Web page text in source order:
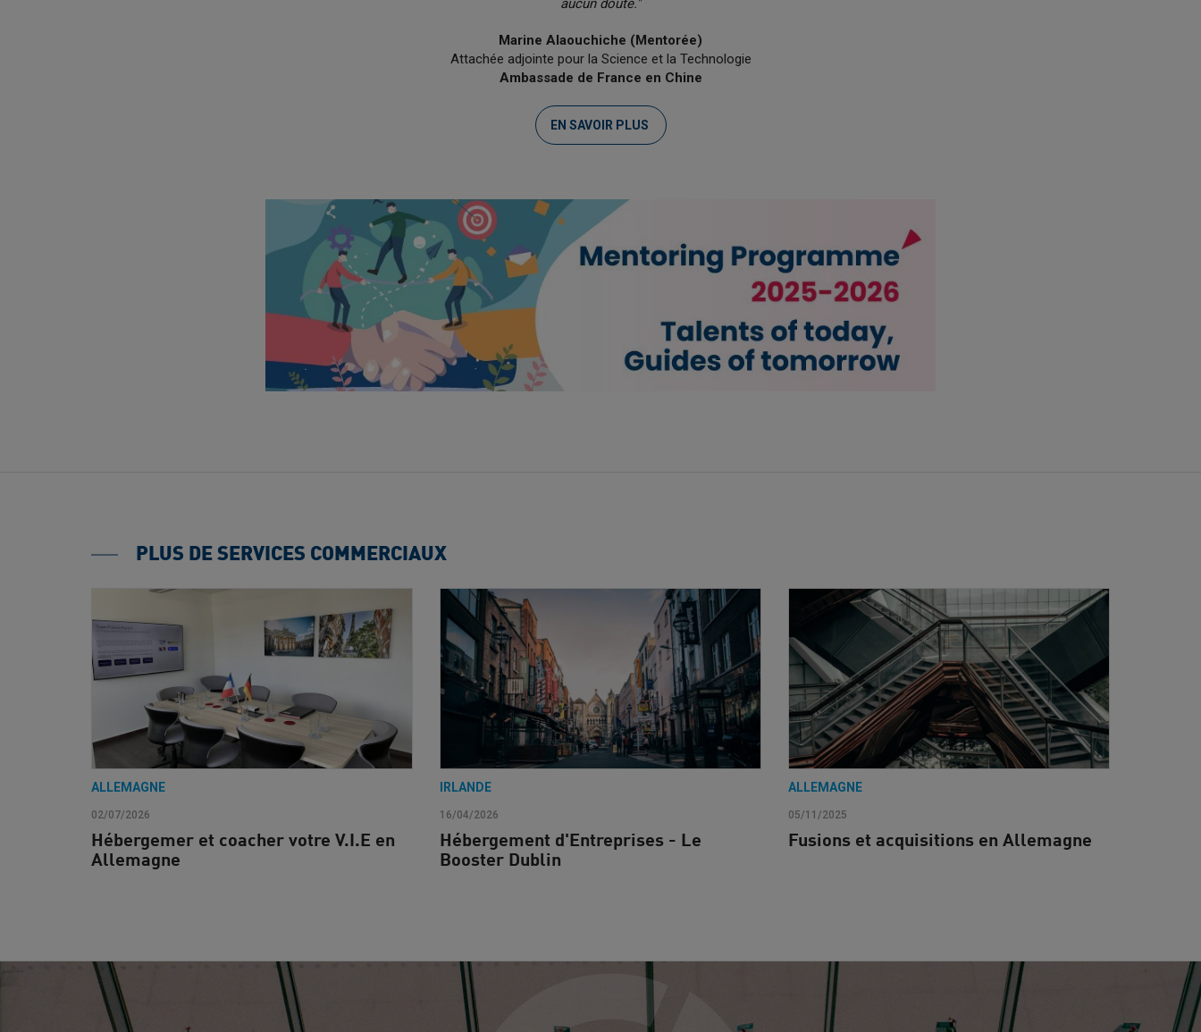
aucun doute."
Marine Alaouchiche (Mentorée)
Attachée adjointe pour la Science et la Technologie
Ambassade de France en Chine
EN SAVOIR PLUS
PLUS DE SERVICES COMMERCIAUX
ALLEMAGNE
02/07/2026
Hébergemer et coacher votre V.I.E en
Allemagne
IRLANDE
16/04/2026
Hébergement d'Entreprises - Le
Booster Dublin
ALLEMAGNE
05/11/2025
Fusions et acquisitions en Allemagne